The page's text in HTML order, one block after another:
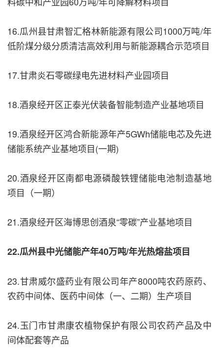
16.瓜州县甘肃智汇格林新能源有限公司1000万吨/年
低阶煤分级分质清洁高效利用与新能源耦合示范项目
17.甘肃炎石零碳绿电先进材料产业园项目
18.酒泉经开区正泰光伏装备智能制造产业基地项目
19.酒泉经开区鸿合新能源年产5GWh储能电芯及先进
储能系统产业基地项目(一期)
20.酒泉经开区南都电源磷酸铁锂储能电池制造基地
项目（一期）
21.酒泉经开区海博思创酒泉“零碳”产业基地项目
22.瓜州县中光储能产年40万吨/年光热熔盐项目
23.甘肃威尔盛药业有限公司年产8000吨农药原药、
农药中间体、医药中间体（一、二期）生产项目
24.玉门市甘肃康农植物保护有限公司农药产品及中
间体配套等产品